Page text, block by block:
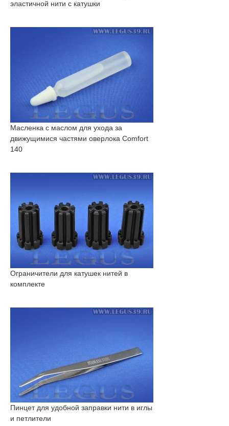
эластичной нити с катушки
Масленка с маслом для ухода за
движущимися частями оверлока Comfort
140
Ограничители для катушек нитей в
комплекте
Пинцет для удобной заправки нити в иглы
и петлители